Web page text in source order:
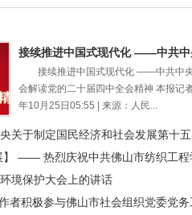
接续推进中国式现代化 ——中共中
会解读党的二十届四中全会精神 本报记
年10月25日05:55 | 来源：人民...
关于制定国民经济和社会发展第十五
说明
】 —— 热烈庆祝中共佛山市纺织工程
大会胜利召开！
境保护大会上的讲话
者积极参与佛山市社会组织党委党务